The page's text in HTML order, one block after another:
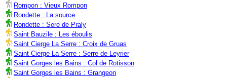
Rompon : Vieux Rompon
Rondette : La source
Rondette : Sere de Praly
Saint Bauzile : Les éboulis
Saint Cierge La Serre : Croix de Gruas
Saint Cierge La Serre : Serre de Leyrier
Saint Gorges les Bains : Col de Rotisson
Saint Gorges les Bains : Grangeon